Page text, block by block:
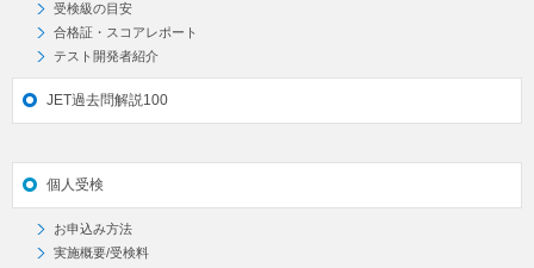
受検級の目安
合格証・スコアレポート
テスト開発者紹介
JET過去問解説100
個人受検
お申込み方法
実施概要/受検料